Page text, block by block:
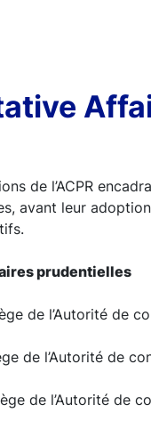
de l’ACPR
avant leur
prudentielles
de l’Autorité de
de l’Autorité de
de l’Autorité de